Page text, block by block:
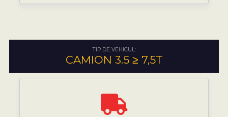
TIP DE VEHICUL:
CAMION 3.5 ≥ 7,5T